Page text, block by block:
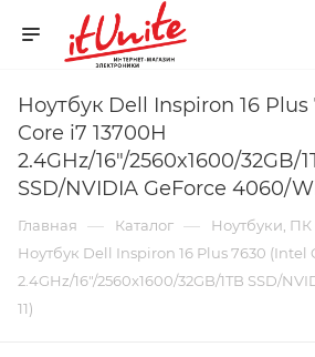
Ноутбук Dell Inspiron 16 Plus
Core i7 13700H
2.4GHz/16"/2560x1600/32GB/
SSD/NVIDIA GeForce 4060/
Главная — Каталог — Ноутбуки, ПК
Ноутбук Dell Inspiron 16 Plus 7630 (Intel
2.4GHz/16"/2560x1600/32GB/1TB SSD/
11)